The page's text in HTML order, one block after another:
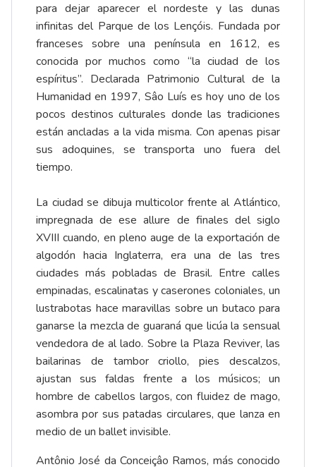
para dejar aparecer el nordeste y las dunas
infinitas del Parque de los Lençóis. Fundada por
franceses sobre una península en 1612, es
conocida por muchos como “la ciudad de los
espíritus”. Declarada Patrimonio Cultural de la
Humanidad en 1997, Sâo Luís es hoy uno de los
pocos destinos culturales donde las tradiciones
están ancladas a la vida misma. Con apenas pisar
sus adoquines, se transporta uno fuera del
tiempo.
La ciudad se dibuja multicolor frente al Atlántico,
impregnada de ese allure de finales del siglo
XVIII cuando, en pleno auge de la exportación de
algodón hacia Inglaterra, era una de las tres
ciudades más pobladas de Brasil. Entre calles
empinadas, escalinatas y caserones coloniales, un
lustrabotas hace maravillas sobre un butaco para
ganarse la mezcla de guaraná que licúa la sensual
vendedora de al lado. Sobre la Plaza Reviver, las
bailarinas de tambor criollo, pies descalzos,
ajustan sus faldas frente a los músicos; un
hombre de cabellos largos, con fluidez de mago,
asombra por sus patadas circulares, que lanza en
medio de un ballet invisible.
Antônio José da Conceiçâo Ramos, más conocido